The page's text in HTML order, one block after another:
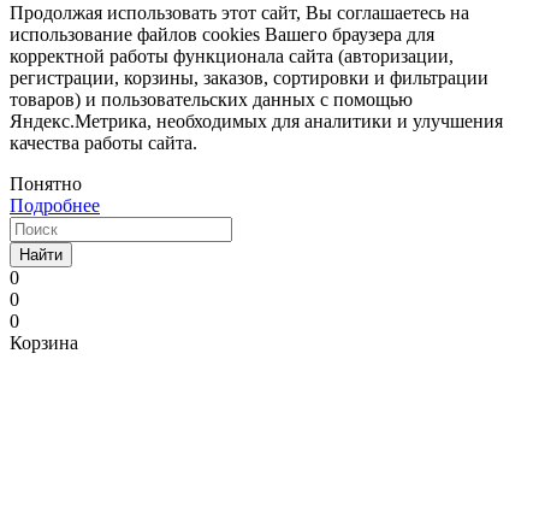
Продолжая использовать этот сайт, Вы соглашаетесь на
использование файлов cookies Вашего браузера для
корректной работы функционала сайта (авторизации,
регистрации, корзины, заказов, сортировки и фильтрации
товаров) и пользовательских данных с помощью
Яндекс.Метрика, необходимых для аналитики и улучшения
качества работы сайта.
Понятно
Подробнее
Найти
0
0
0
Корзина